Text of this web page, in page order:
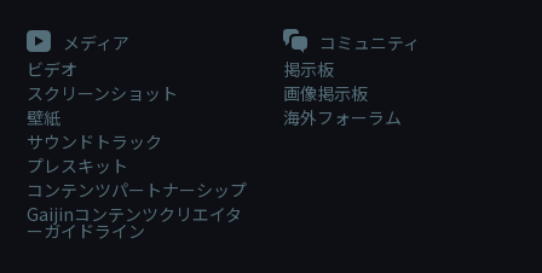
メディア
ビデオ
スクリーンショット
壁紙
サウンドトラック
プレスキット
コンテンツパートナーシップ
Gaijinコンテンツクリエイタ
ーガイドライン
コミュニティ
掲示板
画像掲示板
海外フォーラム